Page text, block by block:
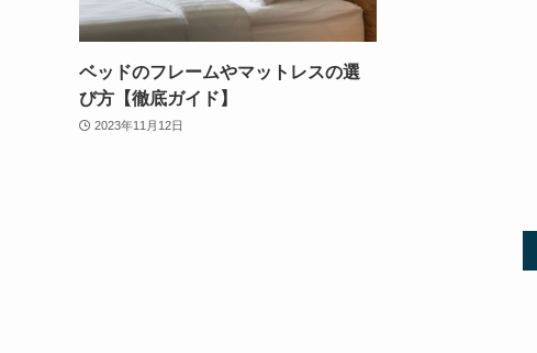
ベッドのフレームやマットレスの選
び方【徹底ガイド】
2023年11月12日